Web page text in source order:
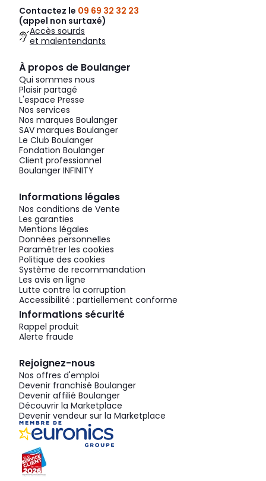
Contactez le 09 69 32 32 23
(appel non surtaxé)
Accès sourds
et malentendants
À propos de Boulanger
Qui sommes nous
Plaisir partagé
L'espace Presse
Nos services
Nos marques Boulanger
SAV marques Boulanger
Le Club Boulanger
Fondation Boulanger
Client professionnel
Boulanger INFINITY
Informations légales
Nos conditions de Vente
Les garanties
Mentions légales
Données personnelles
Paramétrer les cookies
Politique des cookies
Système de recommandation
Les avis en ligne
Lutte contre la corruption
Accessibilité : partiellement conforme
Informations sécurité
Rappel produit
Alerte fraude
Rejoignez-nous
Nos offres d'emploi
Devenir franchisé Boulanger
Devenir affilié Boulanger
Découvrir la Marketplace
Devenir vendeur sur la Marketplace